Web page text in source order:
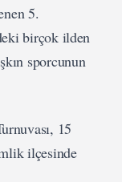
5.
birçok ilden
sporcunun
15
ilçesinde